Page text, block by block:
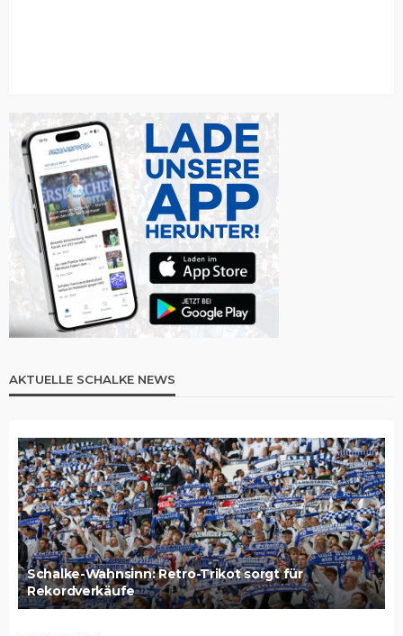
AKTUELLE SCHALKE NEWS
Schalke-Wahnsinn: Retro-Trikot sorgt für
Rekordverkäufe